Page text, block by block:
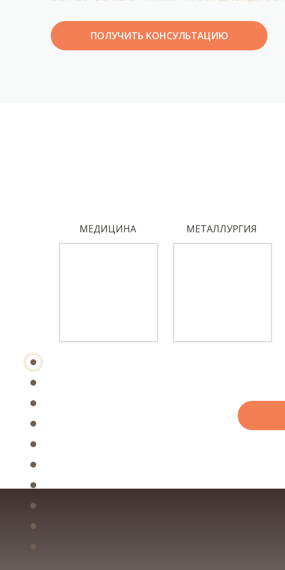
ПОЛУЧИТЬ КОНСУЛЬТАЦИЮ
МЕДИЦИНА МЕТАЛЛУРГИЯ